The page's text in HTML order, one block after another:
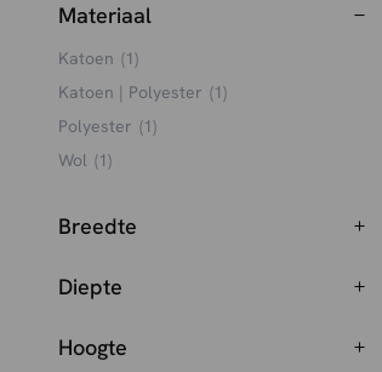
Materiaal
Katoen (1)
Katoen | Polyester (1)
Polyester (1)
Wol (1)
Breedte
Diepte
Hoogte